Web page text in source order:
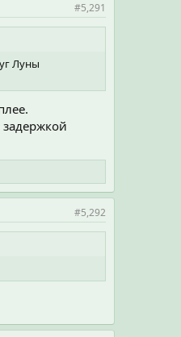
#5,291
Луны
#5,292